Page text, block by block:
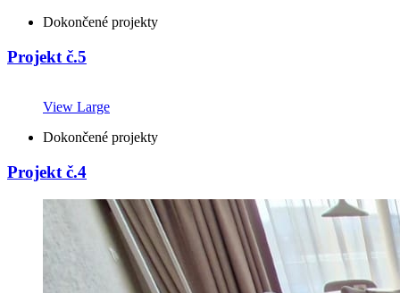
Dokončené projekty
Projekt č.5
View Large
Dokončené projekty
Projekt č.4